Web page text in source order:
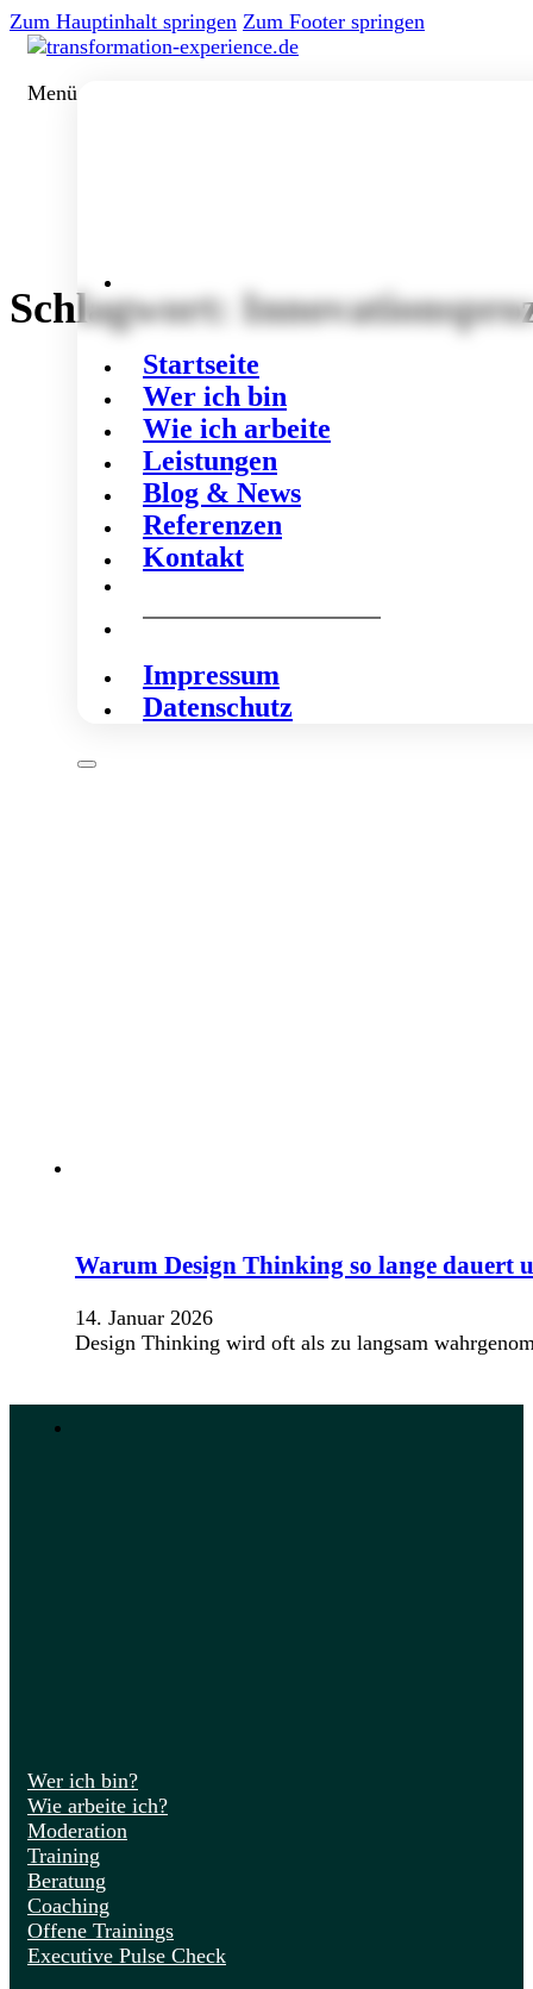
Zum Hauptinhalt springen Zum Footer springen
Menü
Startseite
Wer ich bin
Wie ich arbeite
Leistungen
Blog & News
Referenzen
Kontakt
Impressum
Datenschutz
Schlagwort:
Warum Design Thinking so lange dauert
14. Januar 2026
Design Thinking wird oft als zu langsam
Wer ich bin?
Wie arbeite ich?
Moderation
Training
Beratung
Coaching
Offene Trainings
Executive Pulse Check